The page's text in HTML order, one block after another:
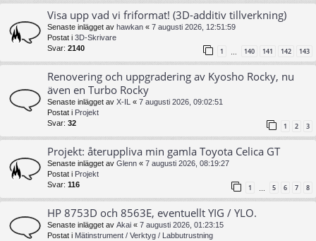
Visa upp vad vi friformat! (3D-additiv tillverkning)
Senaste inlägget av hawkan « 7 augusti 2026, 12:51:59
Postat i 3D-Skrivare
Svar: 2140 1 140 141 142 143
Renovering och uppgradering av Kyosho Rocky, nu
även en Turbo Rocky
Senaste inlägget av X-IL « 7 augusti 2026, 09:02:51
Postat i Projekt
Svar: 32 1 2 3
Projekt: återuppliva min gamla Toyota Celica GT
Senaste inlägget av Glenn « 7 augusti 2026, 08:19:27
Postat i Projekt
Svar: 116 1 … 5 6 7 8
HP 8753D och 8563E, eventuellt YIG / YLO.
Senaste inlägget av Akai « 7 augusti 2026, 01:23:15
Postat i Mätinstrument / Verktyg / Labbutrustning